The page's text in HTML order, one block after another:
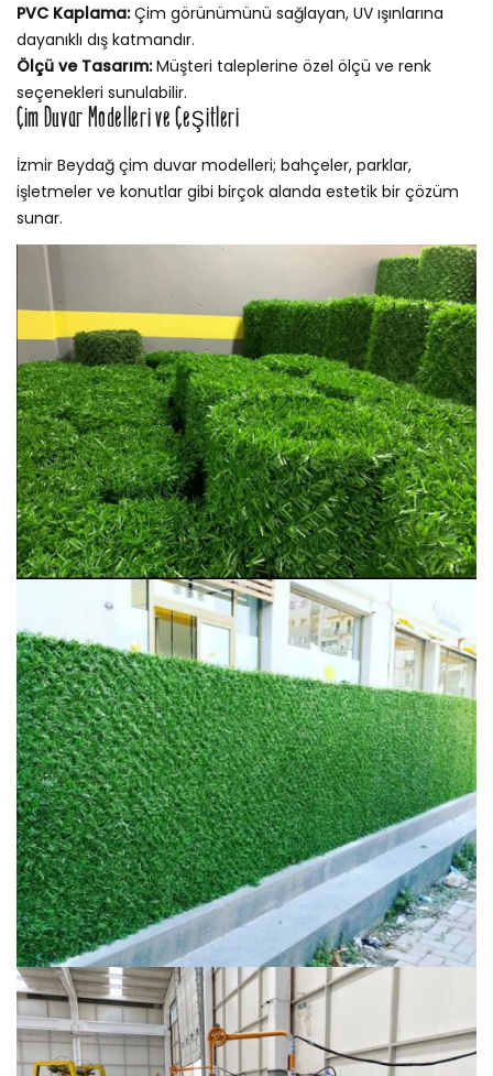
PVC Kaplama:Çim görünümünü sağlayan, UV ışınlarına
dayanıklı dış katmandır.
Ölçü ve Tasarım:Müşteri taleplerine özel ölçü ve renk
seçenekleri sunulabilir.
Çim Duvar Modelleri ve Çeşitleri
İzmir Beydağ çim duvar modelleri; bahçeler, parklar,
işletmeler ve konutlar gibi birçok alanda estetik bir çözüm
sunar.